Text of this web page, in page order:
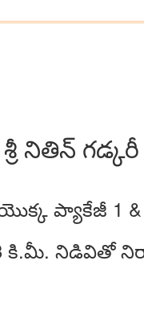
నితిన్ గడ్కరీ
ప్యాకేజీ 1 &
నిడివితో